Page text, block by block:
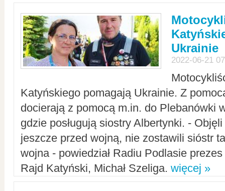
Ukrainie
2022-06-21
Katyńskiego pomagają Ukrainie. Z
docierają z pomocą m.in. do Plebanówki
gdzie posługują siostry Albertynki. -
jeszcze przed wojną, nie zostawili sióstr
wojna - powiedział Radiu Podlasie
Rajd Katyński, Michał Szeliga. więcej »